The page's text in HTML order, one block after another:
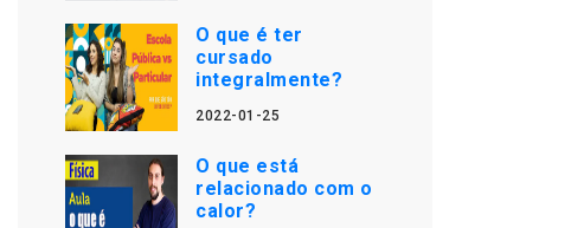
O que é ter
cursado
integralmente?
2022-01-25
O que está
relacionado com o
calor?